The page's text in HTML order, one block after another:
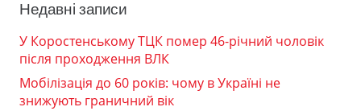
Недавні записи
У Коростенському ТЦК помер 46-річний чоловік
після проходження ВЛК
Мобілізація до 60 років: чому в Україні не
знижують граничний вік